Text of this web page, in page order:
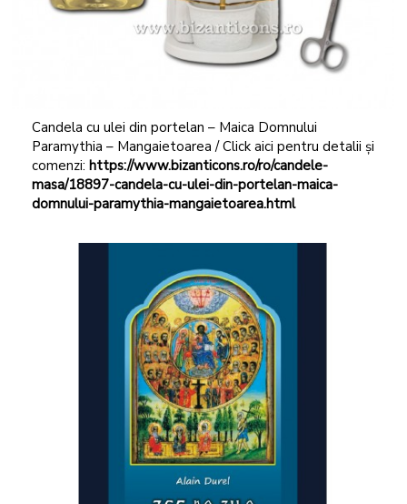
Candela cu ulei din portelan – Maica Domnului
Paramythia – Mangaietoarea / Click aici pentru detalii și
comenzi: https://www.bizanticons.ro/ro/candele-
masa/18897-candela-cu-ulei-din-portelan-maica-
domnului-paramythia-mangaietoarea.html